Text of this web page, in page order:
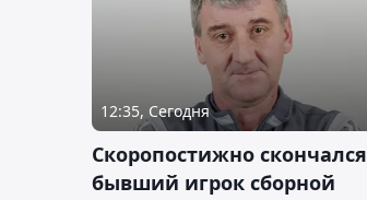
12:35, Сегодня
Скоропостижно скончался
бывший игрок сборной